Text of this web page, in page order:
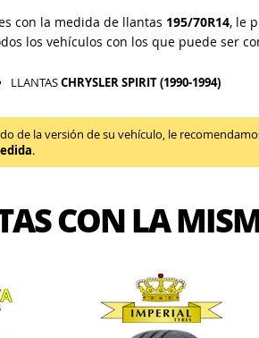
con la medida de llantas 195/70R14, le
los vehículos con los que puede ser
LLANTASCHRYSLER SPIRIT (1990-1994)
de la versión de su vehículo, le
.
CON LA